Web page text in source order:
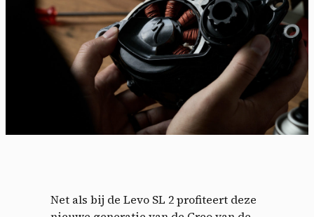
Net als bij de Levo SL 2 profiteert deze